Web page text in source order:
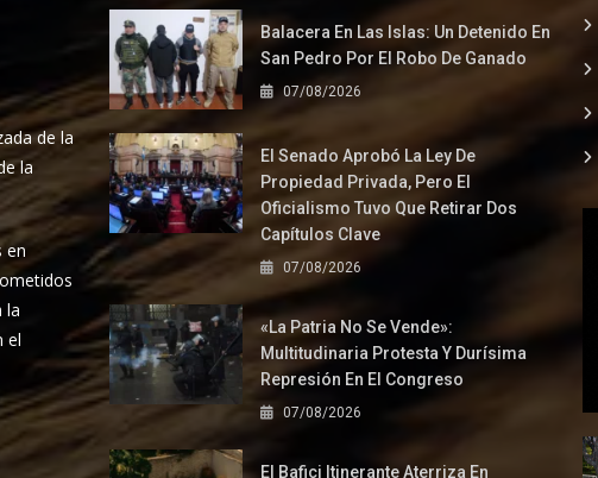
de la
la
en
la
el
Balacera En Las Islas: Un Detenido En
San Pedro Por El Robo De Ganado
07/08/2026
El Senado Aprobó La Ley De
Propiedad Privada, Pero El
Oficialismo Tuvo Que Retirar Dos
Capítulos Clave
07/08/2026
«La Patria No Se Vende»:
Multitudinaria Protesta Y Durísima
Represión En El Congreso
07/08/2026
El Bafici Itinerante Aterriza En